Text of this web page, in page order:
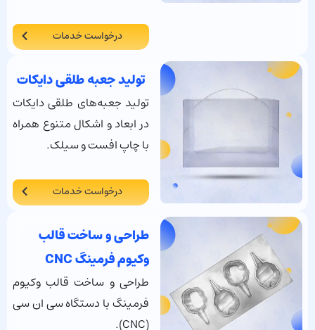
درخواست خدمات
تولید جعبه طلقی دایکات
تولید جعبه‌های طلقی دایکات
در ابعاد و اشکال متنوع همراه
با چاپ افست و سیلک.
درخواست خدمات
طراحی و ساخت قالب
وکیوم فرمینگ CNC
طراحی و ساخت قالب وکیوم
فرمینگ با دستگاه سی ان سی